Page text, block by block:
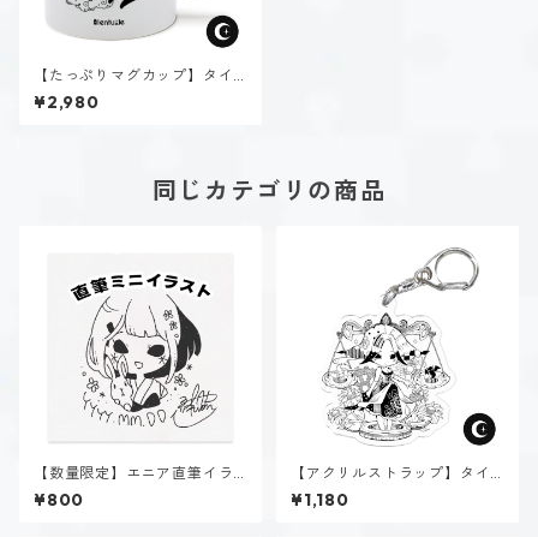
【たっぷりマグカップ】タイ
プ７-楽しむ人（ダーク）
¥2,980
同じカテゴリの商品
【数量限定】エニア直筆イラ
スト
¥800
【アクリルストラップ】タイ
プ１-正す人（ダーク）
¥1,180